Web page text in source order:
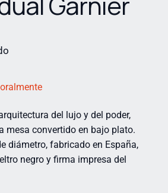
del lujo y del poder,
mesa convertido en bajo plato.
diámetro, fabricado en España,
negro y firma impresa del